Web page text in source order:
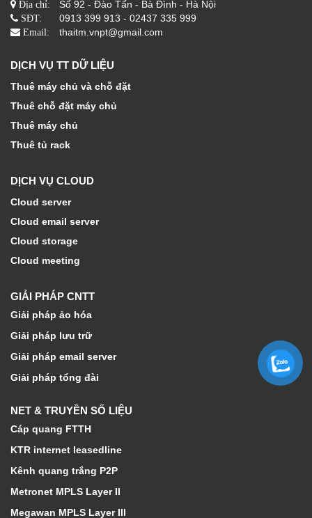
Địa chỉ: Số 92 - Đào Tấn - Bà Đình - Hà Nội
SĐT: 0913 399 913 - 02437 335 999
Email: thaitm.vnpt@gmail.com
DỊCH VỤ TT DỮ LIỆU
Thuê máy chủ và chỗ đặt
Thuê chỗ đặt máy chủ
Thuê máy chủ
Thuê tủ rack
DỊCH VỤ CLOUD
Cloud server
Cloud email server
Cloud storage
Cloud meeting
GIẢI PHÁP CNTT
Giải pháp ảo hóa
Giải pháp lưu trữ
Giải pháp email server
Giải pháp tổng đài
NET & TRUYỀN SỐ LIỆU
Cáp quang FTTH
KTR internet leasedline
Kênh quang trắng P2P
Metronet MPLS Layer II
Megawan MPLS Layer III